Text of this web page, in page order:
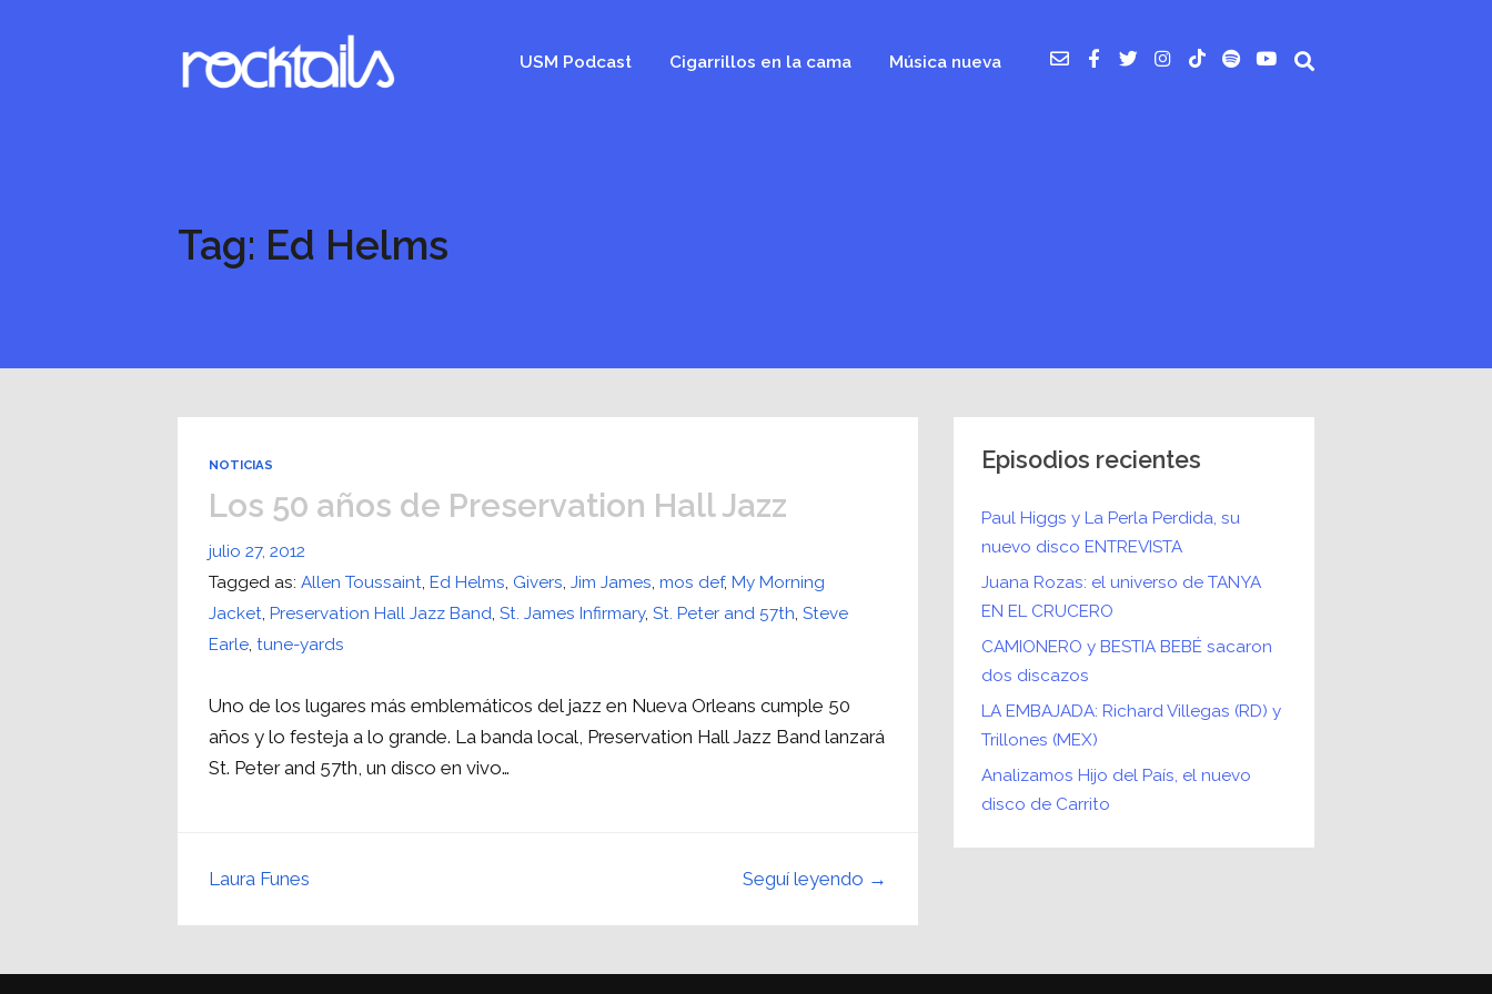
USM Podcast Cigarrillos en la cama Música nueva
Tag: Ed Helms
NOTICIAS
Los 50 años de Preservation Hall Jazz
julio 27, 2012
Tagged as:Allen Toussaint,Ed Helms, Givers,Jim James,mos def,My Morning
Jacket,Preservation Hall Jazz Band,St. James Infirmary,St. Peter and 57th,Steve
Earle,tune-yards
Uno de los lugares más emblemáticos del jazz en Nueva Orleans cumple 50
años y lo festeja a lo grande. La banda local, Preservation Hall Jazz Band lanzará
St. Peter and 57th, un disco en vivo…
Seguí leyendo →
Laura Funes
Episodios recientes
Paul Higgs y La Perla Perdida, su
nuevo disco ENTREVISTA
Juana Rozas: el universo de TANYA
EN EL CRUCERO
CAMIONERO y BESTIA BEBÉ sacaron
dos discazos
LA EMBAJADA: Richard Villegas (RD) y
Trillones (MEX)
Analizamos Hijo del País, el nuevo
disco de Carrito